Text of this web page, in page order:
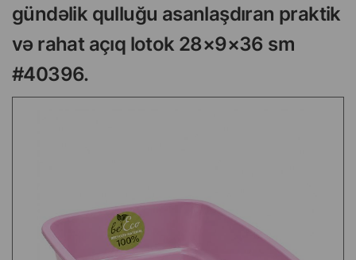
gündəlik qulluğu asanlaşdıran praktik
və rahat açıq lotok 28×9×36 sm
#40396.